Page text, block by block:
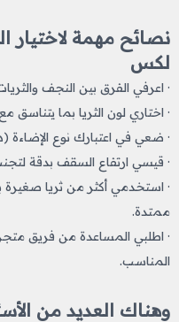
نصائح مهمة لاختيار
لكس
· اعرفي الفرق بين النجف
· اختاري لون الثريا بما يتناسق
· ضعي في اعتبارك نوع الإضاءة
· قيسي ارتفاع السقف بدقة
· استخدمي أكثر من ثريا صغيرة
ممتدة.
· اطلبي المساعدة من فريق
المناسب.
وهناك العديد من